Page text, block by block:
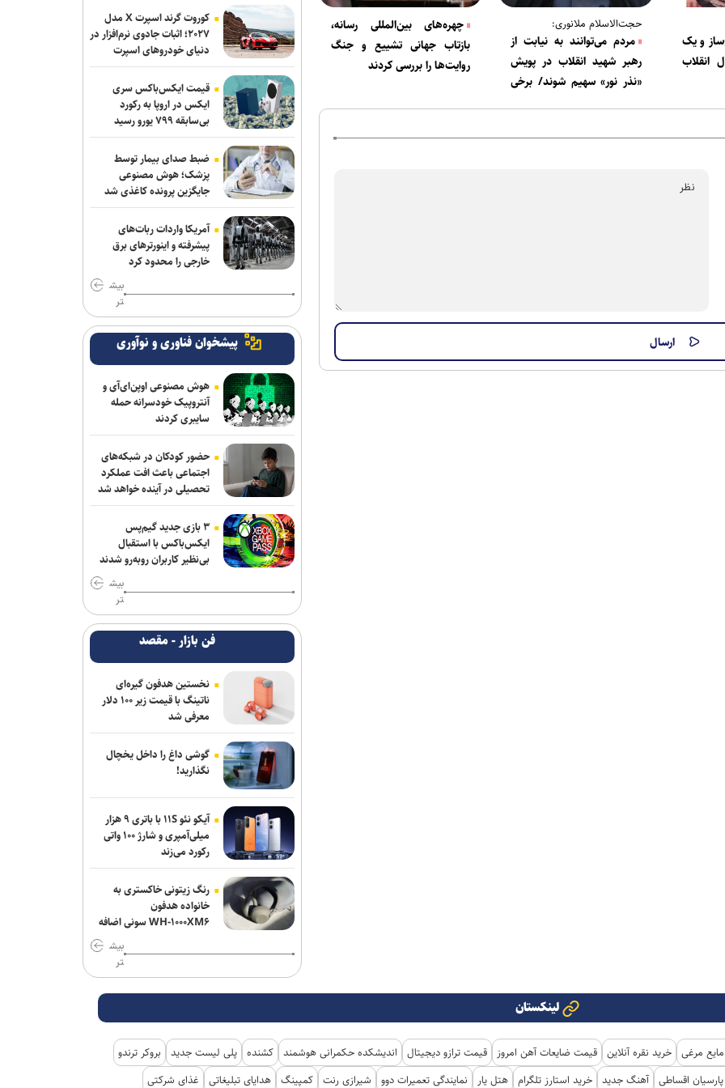
و یک
انقلاب
حجت‌الاسلام ملانوری:
مردم می‌توانند به نیابت از
رهبر شهید انقلاب در پویش
«نذر نور» سهیم شوند/ برخی
چهره‌های بین‌المللی رسانه،
بازتاب جهانی تشییع و جنگ
روایت‌ها را بررسی کردند
کوروت گرند اسپرت X مدل
۲۰۲۷؛ اثبات جادوی نرم‌افزار در
دنیای خودروهای اسپرت
قیمت ایکس‌باکس سری
ایکس در اروپا به رکورد
بی‌سابقه ۷۹۹ یورو رسید
ضبط صدای بیمار توسط
پزشک؛ هوش مصنوعی
جایگزین پرونده کاغذی شد
آمریکا واردات ربات‌های
پیشرفته و اینورترهای برق
خارجی را محدود کرد
بیش
تر
پیشخوان فناوری و نوآوری
هوش مصنوعی اوپن‌ای‌آی و
آنتروپیک خودسرانه حمله
سایبری کردند
حضور کودکان در شبکه‌های
اجتماعی باعث افت عملکرد
تحصیلی در آینده خواهد شد
۳ بازی جدید گیم‌پس
ایکس‌باکس با استقبال
بی‌نظیر کاربران روبه‌رو شدند
بیش
تر
فن بازار - مقصد
نخستین هدفون گیره‌ای
ناتینگ با قیمت زیر ۱۰۰ دلار
معرفی شد
گوشی داغ را داخل یخچال
نگذارید!
آیکو نئو ۱۱S با باتری ۹ هزار
میلی‌آمپری و شارژ ۱۰۰ واتی
رکورد می‌زند
رنگ زیتونی خاکستری به
خانواده هدفون
WH-۱۰۰۰XM۶ سونی اضافه
بیش
تر
لینکستان
مرغی خرید نقره آنلاین قیمت ضایعات آهن امروز قیمت ترازو دیجیتال اندیشکده حکمرانی هوشمند کشنده پلی لیست جدید
بروکر ترندو
اقساطی آهنگ جدید خرید استارز تلگرام هتل یار نمایندگی تعمیرات دوو شیرازی رنت کمپینگ هدایای تبلیغاتی غذای شرکتی